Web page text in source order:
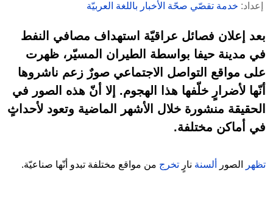
إعداد: خدمة تقصّي صحّة الأخبار باللغة العربيّة
بعد إعلان فصائل عراقيّة استهداف مصافي النفط
في مدينة حيفا بواسطة الطيران المسيّر، ظهرت
على مواقع التواصل الاجتماعي صورٌ زعم ناشروها
أنّها لأضرارٍ خلّفها هذا الهجوم. إلا أنّ هذه الصور في
الحقيقة منشورة خلال الأشهر الماضية وتعود لأحداثٍ
في أماكن مختلفة.
تظهر الصور ألسنة نارٍ تخرج من مواقع مختلفة تبدو أنّها صناعيّة.